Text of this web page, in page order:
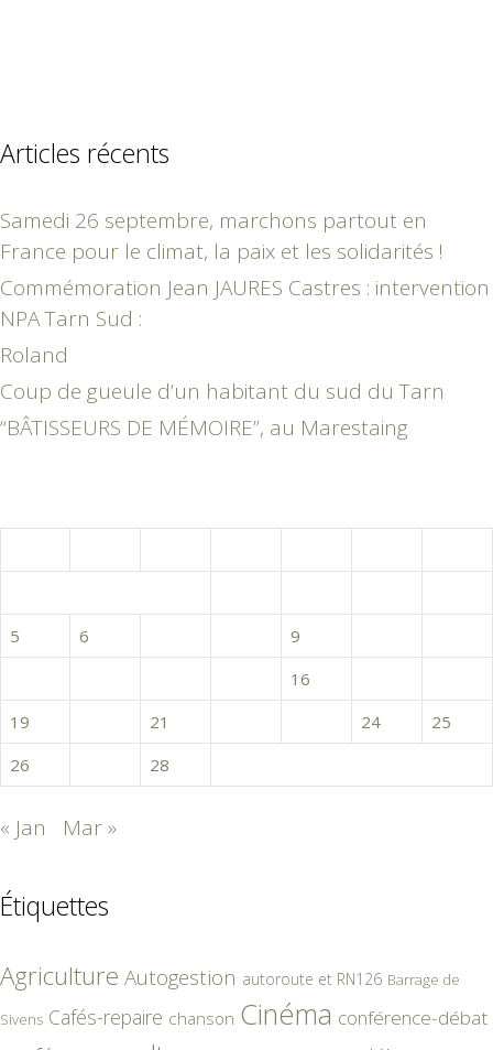
Articles récents
Samedi 26 septembre, marchons partout en
France pour le climat, la paix et les solidarités !
Commémoration Jean JAURES Castres : intervention
NPA Tarn Sud :
Roland
Coup de gueule d’un habitant du sud du Tarn
“BÂTISSEURS DE MÉMOIRE”, au Marestaing
5
6 9
16
19
21 24
25
26
28
« Jan Mar »
Étiquettes
Agriculture Autogestion autoroute et RN126 Barrage de
Sivens Cafés-repaire chanson Cinéma conférence-débat